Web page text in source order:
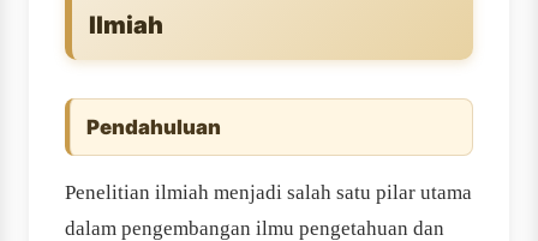
Ilmiah
Pendahuluan
Penelitian ilmiah menjadi salah satu pilar utama
dalam pengembangan ilmu pengetahuan dan